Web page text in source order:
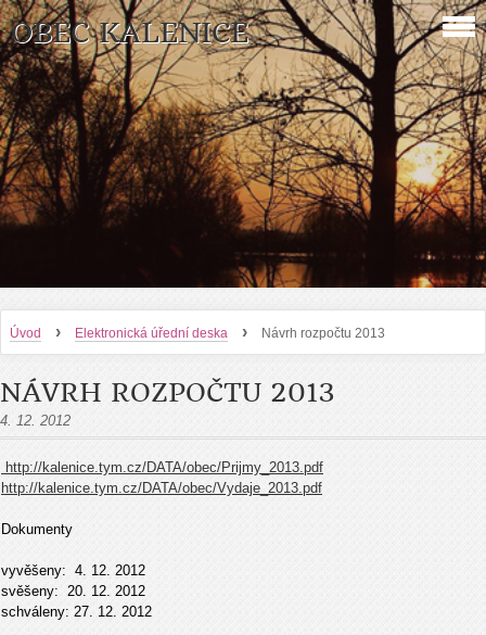
OBEC KALENICE
Úvod › Elektronická úřední deska › Návrh rozpočtu 2013
NÁVRH ROZPOČTU 2013
4. 12. 2012
http://kalenice.tym.cz/DATA/obec/Prijmy_2013.pdf
http://kalenice.tym.cz/DATA/obec/Vydaje_2013.pdf
Dokumenty
vyvěšeny: 4. 12. 2012
svěšeny: 20. 12. 2012
schváleny: 27. 12. 2012